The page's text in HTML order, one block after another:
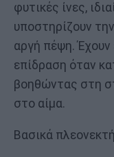
φυτικές ίνες,
υποστηρίζουν
αργή πέψη. Έχουν
επίδραση όταν
βοηθώντας στη
στο αίμα.
Βασικά